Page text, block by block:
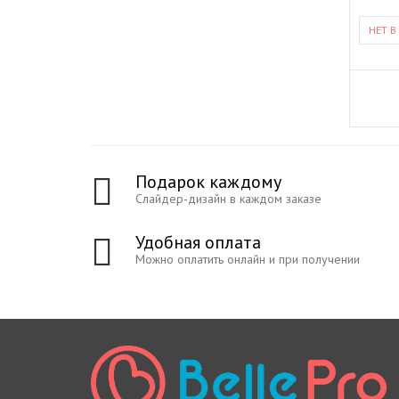
НЕТ
Подарок каждому
Слайдер-дизайн в каждом заказе
Удобная оплата
Можно оплатить онлайн и при получении